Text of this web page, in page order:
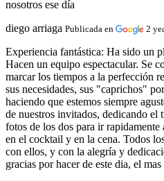
nosotros ese día
diego arriaga Publicada en 2
Experiencia fantástica: Ha sido un
Hacen un equipo espectacular. Se
marcar los tiempos a la perfección
sus necesidades, sus "caprichos"
haciendo que estemos siempre
de nuestros invitados, dedicando el
fotos de los dos para ir
en el cocktail y en la cena. Todos
con ellos, y con la alegría y
gracias por hacer de este dia, el